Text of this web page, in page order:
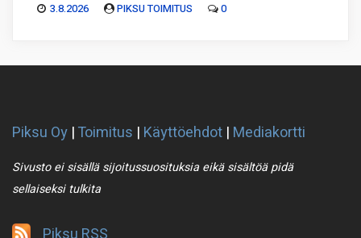
3.8.2026 PIKSU TOIMITUS 0
Piksu Oy |Toimitus | Käyttöehdot | Mediakortti
Sivusto ei sisällä sijoitussuosituksia eikä sisältöä pidä
sellaiseksi tulkita